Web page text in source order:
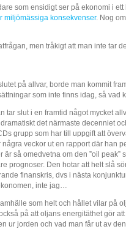
som ensidigt ser på ekonomi i
miljömässiga konsekvenser. Nog
men tråkigt att man inte tar
på allvar, borde man kommit
som inte finns idag, så vad
tar slut i en framtid något mycket
det närmaste decenniet
grupp som har till uppgift att
veckor ut en rapport där han
så omedvetna om den ”oil peak”
prognoser. Den hotar att helt slå
finanskris, dvs i nästa
inte jag…
som helt och hållet vilar på
på att oljans energitäthet gör
ur jorden och vad man får ut av